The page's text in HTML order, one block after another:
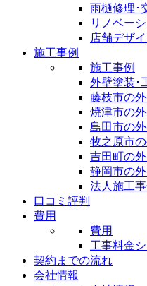
雨樋修理･
リノベー
店舗デザ
施工事例
施工事例
外壁塗装･
藤枝市の
焼津市の
島田市の
牧之原市
吉田町の
静岡市の
法人施工
口コミ評判
費用
費用
工事料金
契約までの流れ
会社情報